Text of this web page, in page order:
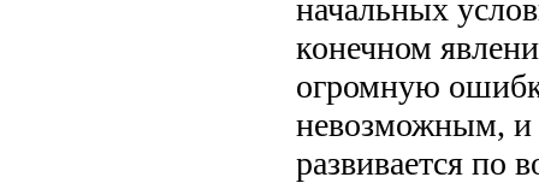
начальных
конечном
огромную
невозможным, и
развивается по